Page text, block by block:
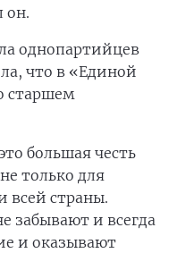
он.
однопартийцев
что в «Единой
старшем
большая честь
только для
всей страны.
забывают и всегда
и оказывают